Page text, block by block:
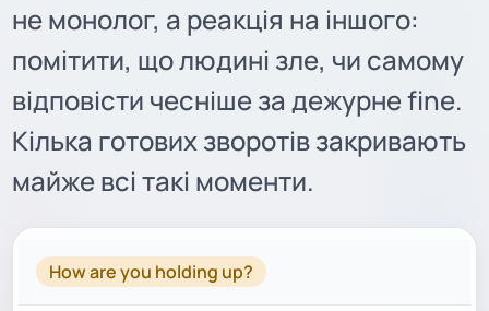
не монолог, а реакція на іншого:
помітити, що людині зле, чи самому
відповісти чесніше за дежурне fine.
Кілька готових зворотів закривають
майже всі такі моменти.
How are you holding up?